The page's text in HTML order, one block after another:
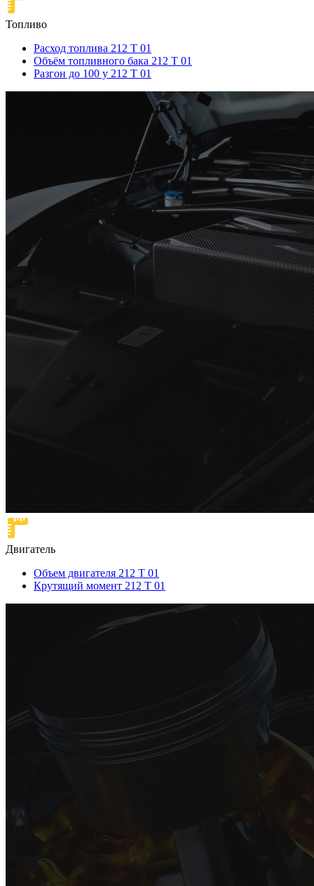
Топливо
Расход топлива 212 T 01
Объём топливного бака 212 T 01
Разгон до 100 у 212 T 01
Двигатель
Объем двигателя 212 T 01
Крутящий момент 212 T 01